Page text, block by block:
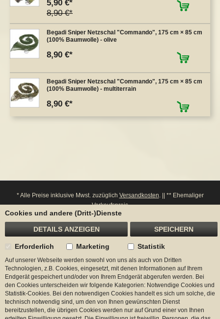
5,90 €
8,90 €
Begadi Sniper Netzschal "Commando", 175 cm × 85 cm
(100% Baumwolle) - olive
8,90 €
Begadi Sniper Netzschal "Commando", 175 cm × 85 cm
(100% Baumwolle) - multiterrain
8,90 €
* Alle Preise inklusive Mwst. zuzüglich Versandkosten. || ** Ehemaliger
Verkaufspreis
**** Bitte beachten Sie: Bei einem Widerruf werden entsprechende Punkte von
Begadi
Kontakt
Zahlungsmöglichkeiten
Cookies und andere (Dritt-)Dienste
DETAILS ANZEIGEN SPEICHERN
Erforderlich Marketing Statistik
Auf unserer Webseite werden sowohl von uns als auch von Dritten
Technologien, z.B. Cookies, eingesetzt, mit denen Informationen auf Ihrem
Endgerät gespeichert und/oder von Ihrem Endgerät abgerufen werden. Bei
den Cookies unterscheiden wir folgende Kategorien: Notwendige Cookies und
Statistik-Cookies. Bei den notwendigen Cookies handelt es sich um solche, die
technisch notwendig sind, um den von Ihnen gewünschten Dienst
bereitzustellen, die übrigen Cookies werden nur auf Grund einer von Ihnen